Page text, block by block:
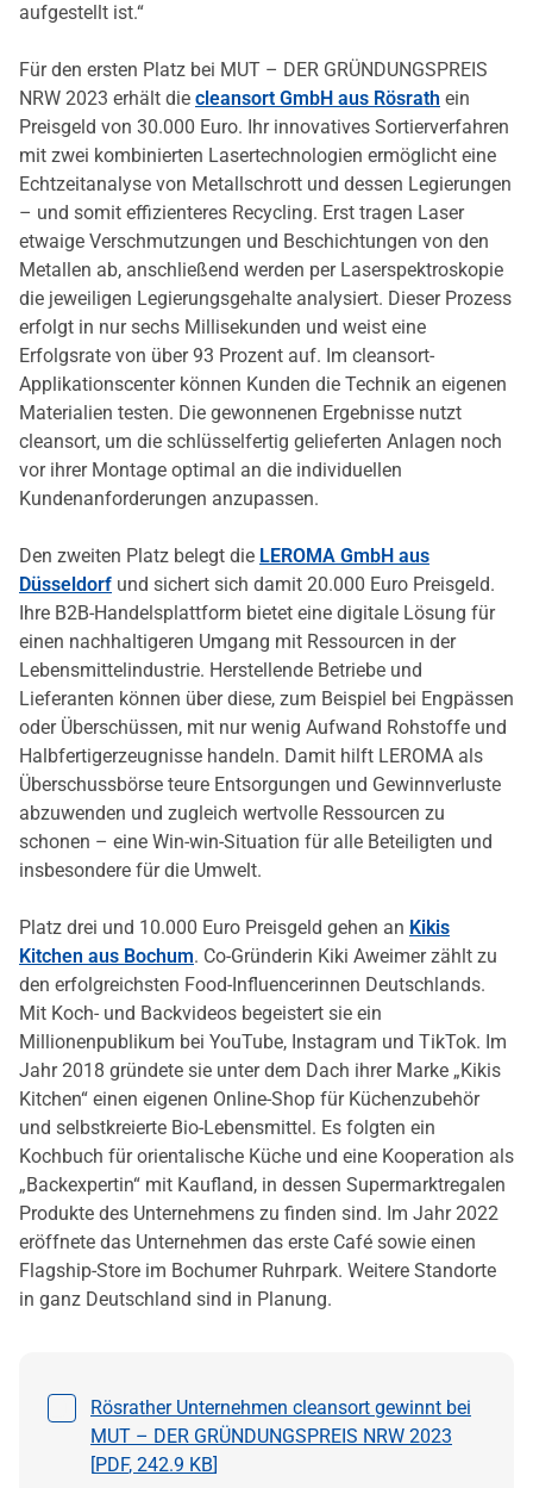
aufgestellt ist.“
Für den ersten Platz bei MUT – DER GRÜNDUNGSPREIS
NRW 2023 erhält die cleansort GmbH aus Rösrath ein
Preisgeld von 30.000 Euro. Ihr innovatives Sortierverfahren
mit zwei kombinierten Lasertechnologien ermöglicht eine
Echtzeitanalyse von Metallschrott und dessen Legierungen
– und somit effizienteres Recycling. Erst tragen Laser
etwaige Verschmutzungen und Beschichtungen von den
Metallen ab, anschließend werden per Laserspektroskopie
die jeweiligen Legierungsgehalte analysiert. Dieser Prozess
erfolgt in nur sechs Millisekunden und weist eine
Erfolgsrate von über 93 Prozent auf. Im cleansort-
Applikationscenter können Kunden die Technik an eigenen
Materialien testen. Die gewonnenen Ergebnisse nutzt
cleansort, um die schlüsselfertig gelieferten Anlagen noch
vor ihrer Montage optimal an die individuellen
Kundenanforderungen anzupassen.
Den zweiten Platz belegt die LEROMA GmbH aus
Düsseldorf und sichert sich damit 20.000 Euro Preisgeld.
Ihre B2B-Handelsplattform bietet eine digitale Lösung für
einen nachhaltigeren Umgang mit Ressourcen in der
Lebensmittelindustrie. Herstellende Betriebe und
Lieferanten können über diese, zum Beispiel bei Engpässen
oder Überschüssen, mit nur wenig Aufwand Rohstoffe und
Halbfertigerzeugnisse handeln. Damit hilft LEROMA als
Überschussbörse teure Entsorgungen und Gewinnverluste
abzuwenden und zugleich wertvolle Ressourcen zu
schonen – eine Win-win-Situation für alle Beteiligten und
insbesondere für die Umwelt.
Platz drei und 10.000 Euro Preisgeld gehen an Kikis
Kitchen aus Bochum. Co-Gründerin Kiki Aweimer zählt zu
den erfolgreichsten Food-Influencerinnen Deutschlands.
Mit Koch- und Backvideos begeistert sie ein
Millionenpublikum bei YouTube, Instagram und TikTok. Im
Jahr 2018 gründete sie unter dem Dach ihrer Marke „Kikis
Kitchen“ einen eigenen Online-Shop für Küchenzubehör
und selbstkreierte Bio-Lebensmittel. Es folgten ein
Kochbuch für orientalische Küche und eine Kooperation als
„Backexpertin“ mit Kaufland, in dessen Supermarktregalen
Produkte des Unternehmens zu finden sind. Im Jahr 2022
eröffnete das Unternehmen das erste Café sowie einen
Flagship-Store im Bochumer Ruhrpark. Weitere Standorte
in ganz Deutschland sind in Planung.
Datei auswählen
Rösrather Unternehmen cleansort gewinnt bei
MUT – DER GRÜNDUNGSPREIS NRW 2023
[PDF, 242.9 KB]